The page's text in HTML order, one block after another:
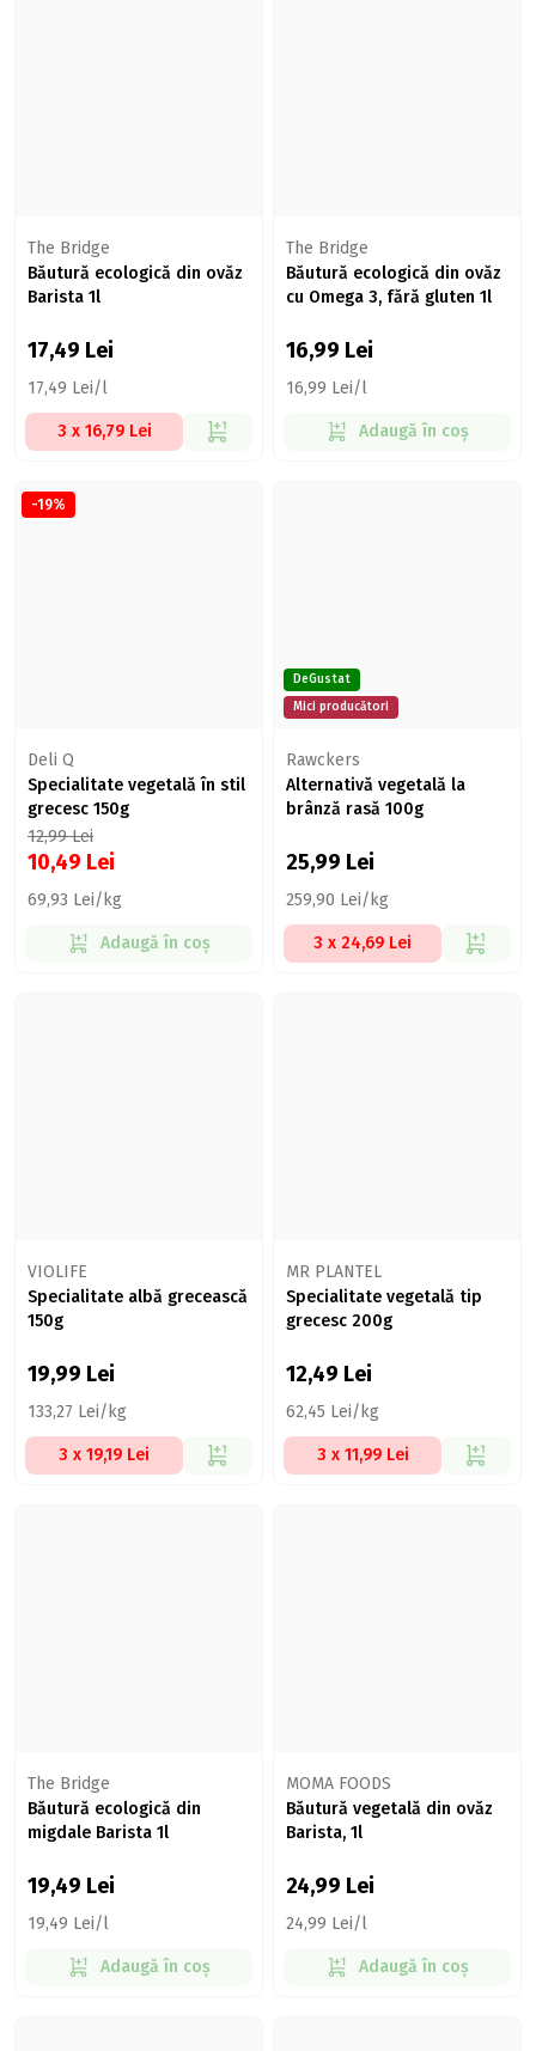
The Bridge
Băutură ecologică din ovăz
Barista 1l
17,49 Lei
17,49 Lei/l
3 x 16,79 Lei
The Bridge
Băutură ecologică din ovăz
cu Omega 3, fără gluten 1l
16,99 Lei
16,99 Lei/l
Adaugă în coș
-19%
Deli Q
Specialitate vegetală în stil
grecesc 150g
12,99Lei
10,49 Lei
69,93 Lei/kg
Adaugă în coș
DeGustat
Mici producători
Rawckers
Alternativă vegetală la
brânză rasă 100g
25,99 Lei
259,90 Lei/kg
3 x 24,69 Lei
VIOLIFE
Specialitate albă grecească
150g
19,99 Lei
133,27 Lei/kg
3 x 19,19 Lei
MR PLANTEL
Specialitate vegetală tip
grecesc 200g
12,49 Lei
62,45 Lei/kg
3 x 11,99 Lei
The Bridge
Băutură ecologică din
migdale Barista 1l
19,49 Lei
19,49 Lei/l
Adaugă în coș
MOMA FOODS
Băutură vegetală din ovăz
Barista, 1l
24,99 Lei
24,99 Lei/l
Adaugă în coș